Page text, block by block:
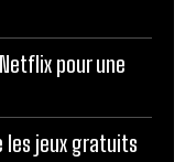
pour une
les jeux gratuits